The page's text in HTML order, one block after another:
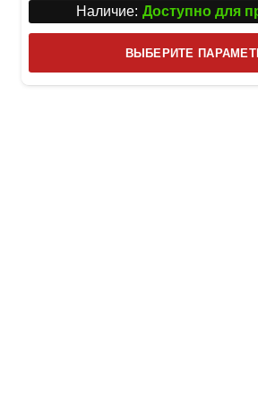
Наличие: Доступно для
ВЫБЕРИТЕ